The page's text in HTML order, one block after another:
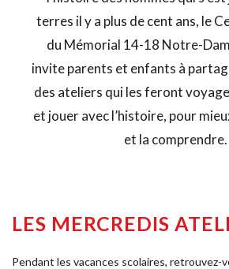
terres il y a plus de cent ans, le
du Mémorial 14-18 Notre-
invite parents et enfants à
des ateliers qui les feront
et jouer avec l’histoire, pour
et la comprendre.
LES MERCREDIS
Pendant les vacances scolaires, retrouvez-